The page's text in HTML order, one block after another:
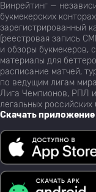
Винрейтинг —
букмекерских
зарегистрированный
(реестровая запись
и обзоры букмекеров,
материалы для
расписание матчей,
по ведущим лигам
Лига Чемпионов, РПЛ
легальных российских
Скачать приложение